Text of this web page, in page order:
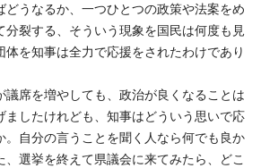
どうなるか、一つひとつの政策や法案をめ
分裂する、そういう現象を国民は何度も見
体を知事は全力で応援をされたわけであり
議席を増やしても、政治が良くなることは
ましたけれども、知事はどういう思いで応
。自分の言うことを聞く人なら何でも良か
、選挙を終えて県議会に来てみたら、どこ